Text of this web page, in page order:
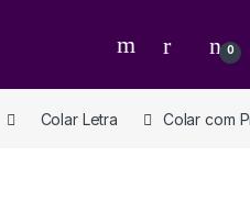
0
Colar Letra Colar com